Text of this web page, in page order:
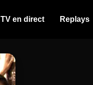
TV en direct Replays